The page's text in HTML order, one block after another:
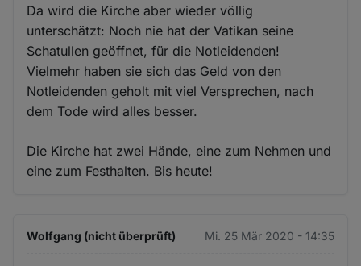
Da wird die Kirche aber wieder völlig
unterschätzt: Noch nie hat der Vatikan seine
Schatullen geöffnet, für die Notleidenden!
Vielmehr haben sie sich das Geld von den
Notleidenden geholt mit viel Versprechen, nach
dem Tode wird alles besser.
Die Kirche hat zwei Hände, eine zum Nehmen und
eine zum Festhalten. Bis heute!
Wolfgang (nicht überprüft) Mi. 25 Mär 2020 - 14:35